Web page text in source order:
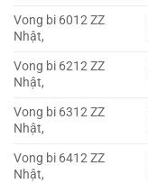
Vong bi 6012 ZZ
Nhật,
Vong bi 6212 ZZ
Nhật,
Vong bi 6312 ZZ
Nhật,
Vong bi 6412 ZZ
Nhật,